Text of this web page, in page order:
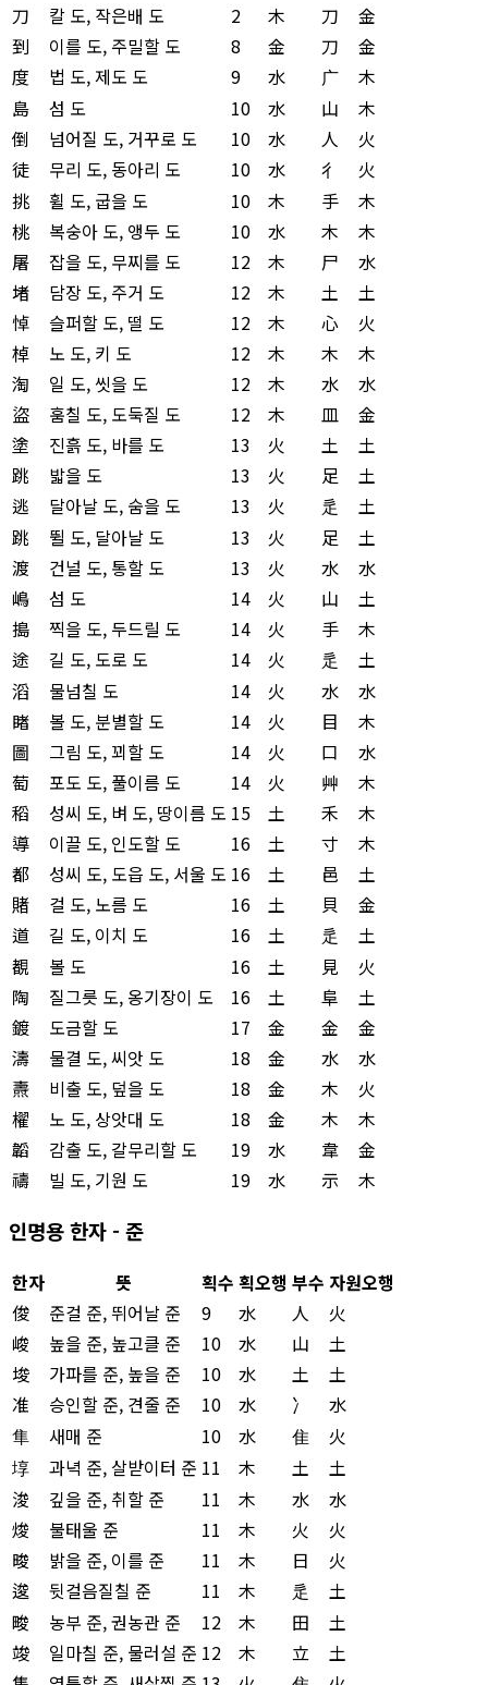
刀
칼 도, 작은배 도 2 木 刀
金
到
이를 도, 주밀할 도 8 金 刀
金
度
법 도, 제도 도 9 水 广
木
島
섬 도 10 水 山
木
倒
넘어질 도, 거꾸로 도 10 水 人
火
徒
무리 도, 동아리 도 10 水 彳
火
挑
휠 도, 굽을 도 10 木 手
木
桃
복숭아 도, 앵두 도 10 水 木
木
屠
잡을 도, 무찌를 도 12 木 尸
水
堵
담장 도, 주거 도 12 木 土
土
悼
슬퍼할 도, 떨 도 12 木 心
火
棹
노 도, 키 도 12 木 木
木
淘
일 도, 씻을 도 12 木 水
水
盜
훔칠 도, 도둑질 도 12 木 皿
金
塗
진흙 도, 바를 도 13 火 土
土
跳
밟을 도 13 火 足
土
逃
달아날 도, 숨을 도 13 火 辵
土
跳
뛸 도, 달아날 도 13 火 足
土
渡
건널 도, 통할 도 13 火 水
水
嶋
섬 도 14 火 山
土
搗
찍을 도, 두드릴 도 14 火 手
木
途
길 도, 도로 도 14 火 辵
土
滔
물넘칠 도 14 火 水
水
睹
볼 도, 분별할 도 14 火 目
木
圖
그림 도, 꾀할 도 14 火 口
水
萄
포도 도, 풀이름 도 14 火 艸
木
稻
성씨 도, 벼 도, 땅이름 도 15 土 禾
木
導
이끌 도, 인도할 도 16 土 寸
木
都
성씨 도, 도읍 도, 서울 도 16 土 邑
土
賭
걸 도, 노름 도 16 土 貝
金
道
길 도, 이치 도 16 土 辵
土
覩
볼 도 16 土 見
火
陶
질그릇 도, 옹기장이 도 16 土 阜
土
鍍
도금할 도 17 金 金
金
濤
물결 도, 씨앗 도 18 金 水
水
燾
비출 도, 덮을 도 18 金 木
火
櫂
노 도, 상앗대 도 18 金 木
木
韜
감출 도, 갈무리할 도 19 水 韋
金
禱
빌 도, 기원 도 19 水 示 木
인명용 한자 - 준
한자 뜻 획수 획오행 부수 자원오행
俊
준걸 준, 뛰어날 준 9 水 人
火
峻
높을 준, 높고클 준 10 水 山
土
埈
가파를 준, 높을 준 10 水 土
土
准
승인할 준, 견줄 준 10 水 冫
水
隼
새매 준 10 水 隹
火
埻
과녁 준, 살받이터 준 11 木 土
土
浚
깊을 준, 취할 준 11 木 水
水
焌
불태울 준 11 木 火
火
晙
밝을 준, 이를 준 11 木 日
火
逡
뒷걸음질칠 준 11 木 辵
土
畯
농부 준, 권농관 준 12 木 田
土
竣
일마칠 준, 물러설 준 12 木 立
土